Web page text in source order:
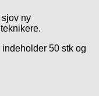
sjov ny
indeholder 50 stk og